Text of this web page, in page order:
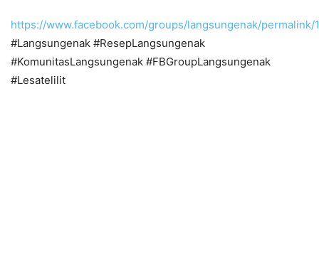
https://www.facebook.com/groups/langsungenak/permalink/
#Langsungenak #ResepLangsungenak
#KomunitasLangsungenak #FBGroupLangsungenak
#Lesatelilit